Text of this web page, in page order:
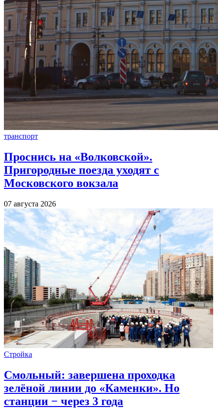
транспорт
Проснись на «Волковской».
Пригородные поезда уходят с
Московского вокзала
07 августа 2026
Стройка
Смольный: завершена проходка
зелёной линии до «Каменки». Но
станции − через 3 года